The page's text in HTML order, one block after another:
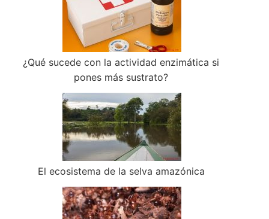
¿Qué sucede con la actividad enzimática si
pones más sustrato?
El ecosistema de la selva amazónica